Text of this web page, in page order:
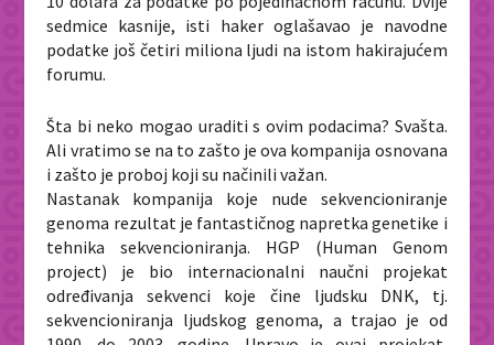
sedmice kasnije, isti haker oglašavao je navodne
podatke još četiri miliona ljudi na istom hakirajućem
forumu.
Šta bi neko mogao uraditi s ovim podacima? Svašta.
Ali vratimo se na to zašto je ova kompanija osnovana
i zašto je proboj koji su načinili važan.
Nastanak kompanija koje nude sekvencioniranje
genoma rezultat je fantastičnog napretka genetike i
tehnika sekvencioniranja. HGP (Human Genom
project) je bio internacionalni naučni projekat
određivanja sekvenci koje čine ljudsku DNK, tj.
sekvencioniranja ljudskog genoma, a trajao je od